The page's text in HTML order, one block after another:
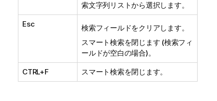
索文字列リストから選択します。
Esc
検索フィールドをクリアします。
スマート検索を閉じます (検索フィ
ールドが空白の場合)。
CTRL+F スマート検索を閉じます。